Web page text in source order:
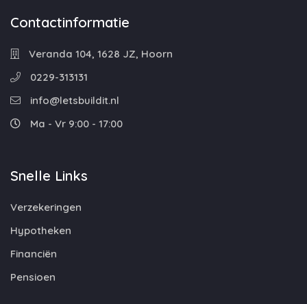
Contactinformatie
Veranda 104, 1628 JZ, Hoorn
0229-313131
info@letsbuildit.nl
Ma - Vr 9:00 - 17:00
Snelle Links
Verzekeringen
Hypotheken
Financiën
Pensioen